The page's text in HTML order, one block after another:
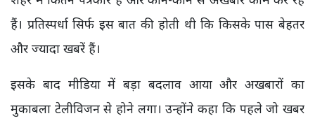
हैं। प्रतिस्पर्धा सिर्फ इस बात की होती थी कि किसके पास बेहतर
और ज्यादा खबरें हैं।
इसके बाद मीडिया में बड़ा बदलाव आया और अखबारों का
मुकाबला टेलीविजन से होने लगा। उन्होंने कहा कि पहले जो खबर